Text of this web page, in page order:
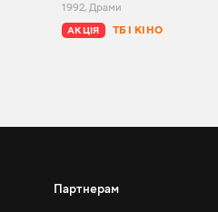
1992, Драми
АКЦІЯ ТБ І КІНО
Партнерам